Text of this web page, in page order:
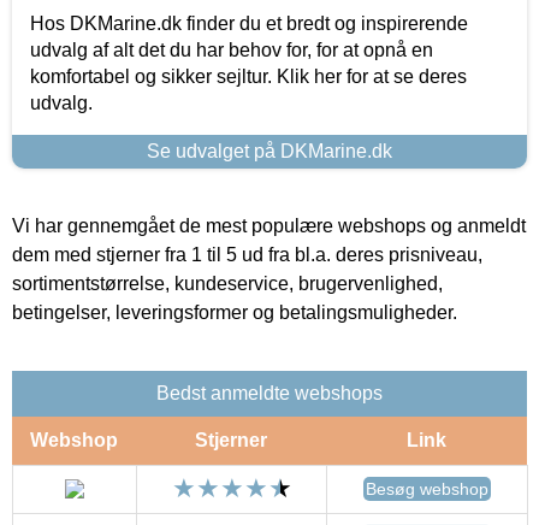
Hos DKMarine.dk finder du et bredt og inspirerende
udvalg af alt det du har behov for, for at opnå en
komfortabel og sikker sejltur. Klik her for at se deres
udvalg.
Se udvalget på DKMarine.dk
Vi har gennemgået de mest populære webshops og anmeldt
dem med stjerner fra 1 til 5 ud fra bl.a. deres prisniveau,
sortimentstørrelse, kundeservice, brugervenlighed,
betingelser, leveringsformer og betalingsmuligheder.
Bedst anmeldte webshops
Webshop Stjerner Link
Besøg webshop